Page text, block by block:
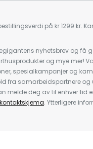
på kr 1299 kr.
nyhetsbrev og få
og mye mer!
spesialkampanjer og
fra samarbeidspartnere
melde deg av til enhver tid
kontaktskjema. Ytterligere